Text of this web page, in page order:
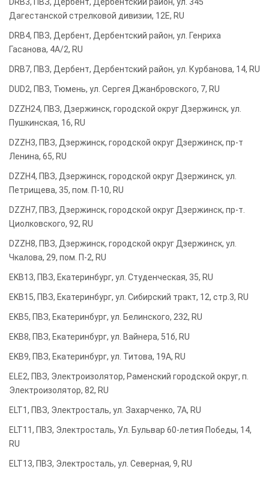
Дагестанской стрелковой дивизии, 12Е, RU
DRB4, ПВЗ, Дербент, Дербентский район, ул. Генриха
Гасанова, 4А/2, RU
DRB7, ПВЗ, Дербент, Дербентский район, ул. Курбанова, 14, RU
DUD2, ПВЗ, Тюмень, ул. Сергея Джанбровского, 7, RU
DZZH24, ПВЗ, Дзержинск, городской округ Дзержинск, ул.
Пушкинская, 16, RU
DZZH3, ПВЗ, Дзержинск, городской округ Дзержинск, пр-т
Ленина, 65, RU
DZZH4, ПВЗ, Дзержинск, городской округ Дзержинск, ул.
Петрищева, 35, пом. П-10, RU
DZZH7, ПВЗ, Дзержинск, городской округ Дзержинск, пр-т.
Циолковского, 92, RU
DZZH8, ПВЗ, Дзержинск, городской округ Дзержинск, ул.
Чкалова, 29, пом. П-2, RU
EKB13, ПВЗ, Екатеринбург, ул. Студенческая, 35, RU
EKB15, ПВЗ, Екатеринбург, ул. Сибирский тракт, 12, стр.3, RU
EKB5, ПВЗ, Екатеринбург, ул. Белинского, 232, RU
EKB8, ПВЗ, Екатеринбург, ул. Вайнера, 51б, RU
EKB9, ПВЗ, Екатеринбург, ул. Титова, 19А, RU
ELE2, ПВЗ, Электроизолятор, Раменский городской округ, п.
Электроизолятор, 82, RU
ELT1, ПВЗ, Электросталь, ул. Захарченко, 7А, RU
ELT11, ПВЗ, Электросталь, Ул. Бульвар 60-летия Победы, 14,
RU
ELT13, ПВЗ, Электросталь, ул. Северная, 9, RU